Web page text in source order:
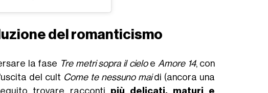
del romanticismo
la fase Tre metri sopra il cieloe Amore 14, con
del cult Come te nessuno maidi (ancora una
trovare racconti più delicati, maturi e